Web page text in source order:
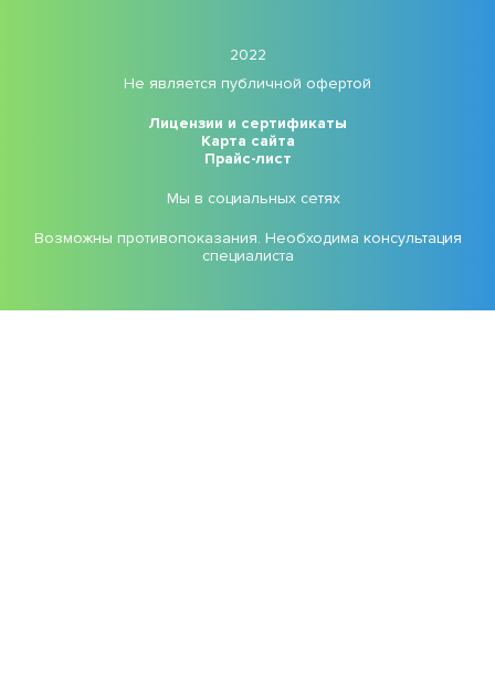
2022
Не является публичной офертой
Лицензии и сертификаты
Карта сайта
Прайс-лист
Мы в социальных сетях
Возможны противопоказания. Необходима консультация
специалиста